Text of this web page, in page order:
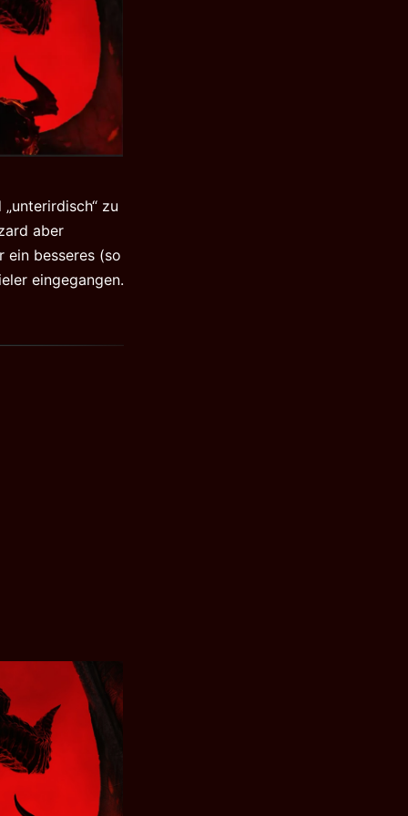
zu
aber
ein besseres (so
eingegangen.